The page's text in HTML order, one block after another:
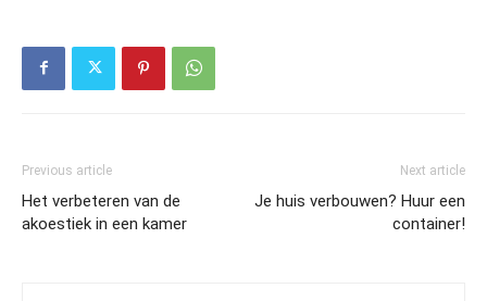
Previous article
Het verbeteren van de
akoestiek in een kamer
Next article
Je huis verbouwen? Huur een
container!